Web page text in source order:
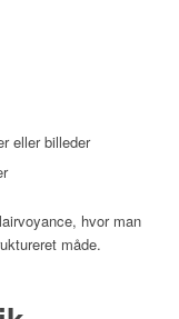
eller billeder
hvor man
måde.